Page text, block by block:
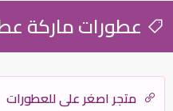
عطورات ماركة
متجر اصغر علي للعطورات